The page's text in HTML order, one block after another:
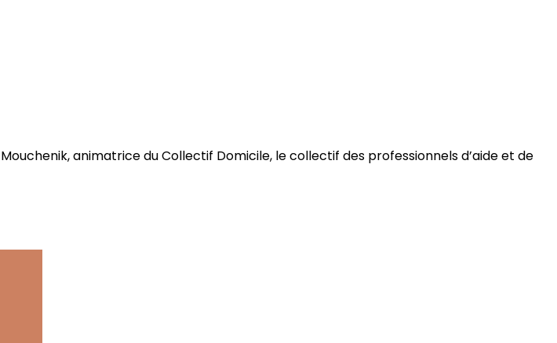
animatrice du Collectif Domicile, le collectif des professionnels d’aide et de